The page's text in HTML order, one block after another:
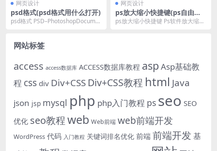
网页设计
psd格式(psd格式用什么打开)
psd格式 PSD–PhotoshopDocume
网页设计
ps放大缩小快捷键(ps自由缩
放快捷键)
ps放大缩小快捷键 Ps软件放大缩小
网站标签
access access数据库 ACCESS数据库教程 asp Asp基础教
程 css div Div+CSS Div+CSS教程 html Java
json jsp mysql php php入门教程 ps seo SEO
优化 seo教程web Web前端 web前端开发
WordPress 代码 入门教程 关键词排名优化 前端 前端开发 基